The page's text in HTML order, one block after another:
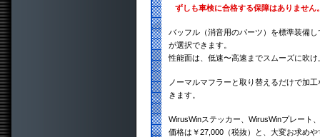
ずしも車検に合格する保障はありませ
バッフル（消音用のパーツ）を標準装備
が選択できます。
性能面は、低速〜高速までスムーズに吹
ノーマルマフラーと取り替えるだけで加
きます。
WirusWinステッカー、WirusWinプレート
価格は￥27,000（税抜）と、大変お求め